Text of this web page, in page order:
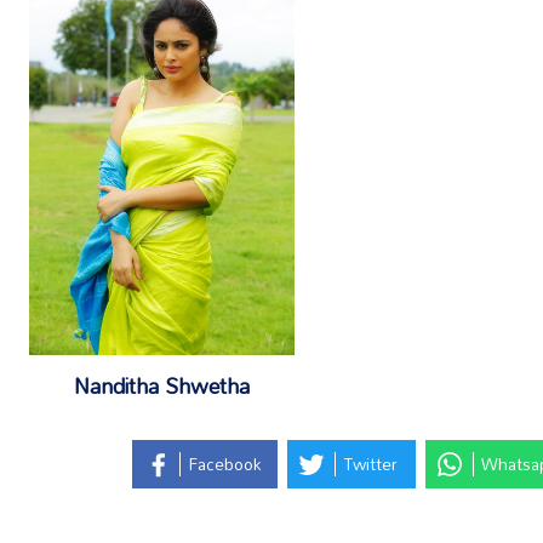
Nanditha Shwetha
Facebook Twitter